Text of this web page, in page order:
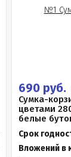
690 руб.
Сумка-
цветами
белые
Срок
Вложений в